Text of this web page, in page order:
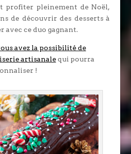
profiter pleinement de Noël,
de découvrir des desserts à
avec ce duo gagnant.
avez la possibilité de
artisanalequi pourra
!